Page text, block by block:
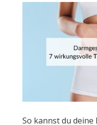
So kannst du